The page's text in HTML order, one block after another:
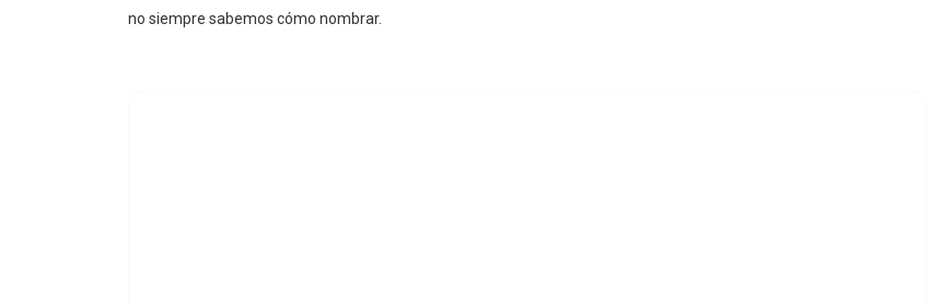
no siempre sabemos cómo nombrar.